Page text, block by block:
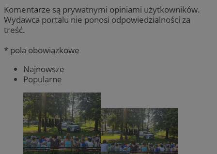
Komentarze są prywatnymi opiniami użytkowników.
Wydawca portalu nie ponosi odpowiedzialności za
treść.
* pola obowiązkowe
Najnowsze
Popularne